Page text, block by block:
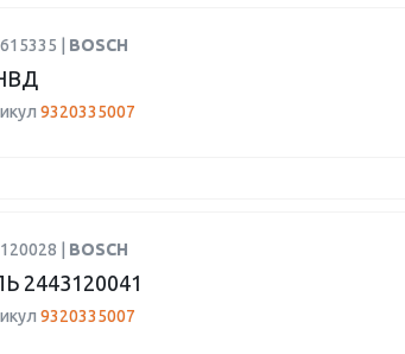
| BOSCH
9320335007
| BOSCH
2443120041
9320335007